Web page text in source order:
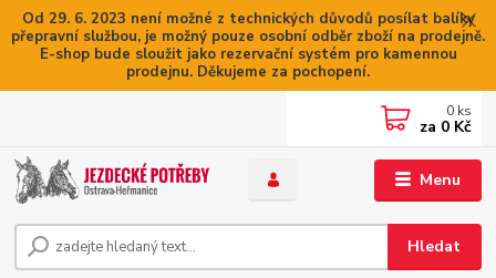
Od 29. 6. 2023 není možné z technických důvodů posílat balíky
přepravní službou, je možný pouze osobní odběr zboží na prodejně.
E-shop bude sloužit jako rezervační systém pro kamennou
prodejnu. Děkujeme za pochopení.
Menu
Hledat
0 ks
za 0 Kč